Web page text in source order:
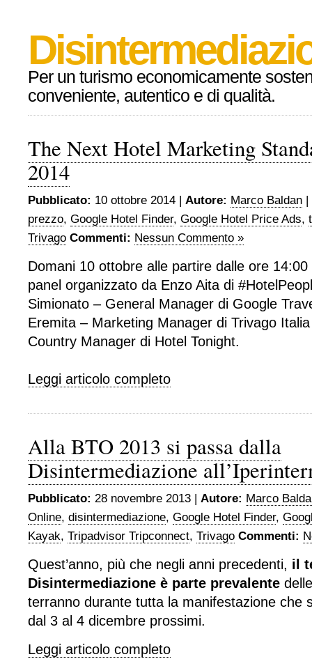
Per un turismo economicamente
conveniente, autentico e di qualità.
The Next Hotel Marketing
2014
Pubblicato: 10 ottobre 2014 | Autore: Marco Baldan |
prezzo, Google Hotel Finder, Google Hotel Price Ads,
Trivago Commenti: Nessun Commento »
Domani 10 ottobre alle partire dalle ore
panel organizzato da Enzo Aita di
Simionato – General Manager di Google
Eremita – Marketing Manager di Trivago
Country Manager di Hotel Tonight.
Leggi articolo completo
Alla BTO 2013 si passa dalla
Disintermediazione
Pubblicato: 28 novembre 2013 | Autore: Marco
Online, disintermediazione, Google Hotel Finder,
Kayak, Tripadvisor Tripconnect, Trivago Commenti:
Quest’anno, più che negli anni precedenti, il
Disintermediazione è parte prevalente
terranno durante tutta la manifestazione che
dal 3 al 4 dicembre prossimi.
Leggi articolo completo